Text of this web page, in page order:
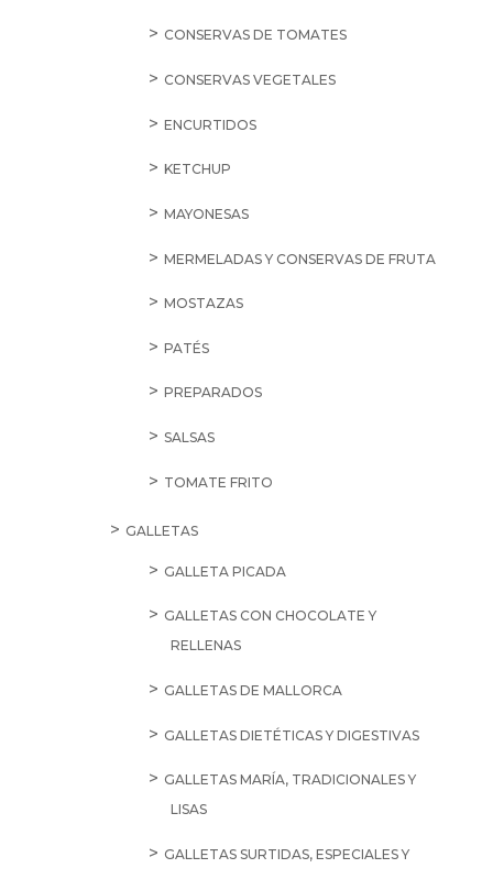
CONSERVAS DE TOMATES
CONSERVAS VEGETALES
ENCURTIDOS
KETCHUP
MAYONESAS
MERMELADAS Y CONSERVAS DE FRUTA
MOSTAZAS
PATÉS
PREPARADOS
SALSAS
TOMATE FRITO
GALLETAS
GALLETA PICADA
GALLETAS CON CHOCOLATE Y
RELLENAS
GALLETAS DE MALLORCA
GALLETAS DIETÉTICAS Y DIGESTIVAS
GALLETAS MARÍA, TRADICIONALES Y
LISAS
GALLETAS SURTIDAS, ESPECIALES Y